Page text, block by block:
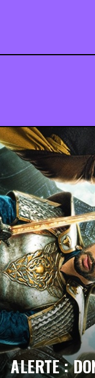
ALERTE :